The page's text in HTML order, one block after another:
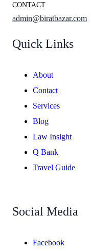
CONTACT
admin@biratbazar.com
Quick Links
About
Contact
Services
Blog
Law Insight
Q Bank
Travel Guide
Social Media
Facebook